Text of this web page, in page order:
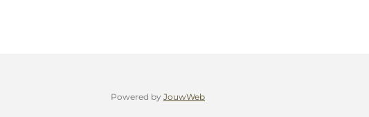
Powered by JouwWeb